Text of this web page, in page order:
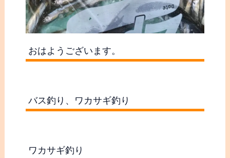
おはようございます。
バス釣り、ワカサギ釣り
ワカサギ釣り